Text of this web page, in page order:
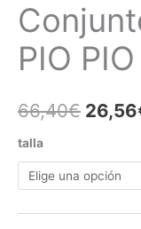
PIO PIO
66,40€ 26,56
talla